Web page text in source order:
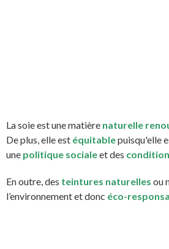
La soie est une matière naturelle
De plus, elle est équitablepuisqu'elle
une politique socialeet des
En outre, des teintures naturelles ou
l’environnement et donc éco-